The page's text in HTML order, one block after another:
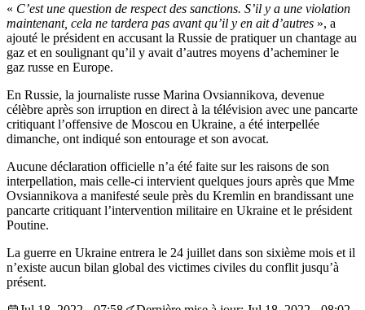
« C’est une question de respect des sanctions. S’il y a une violation
maintenant, cela ne tardera pas avant qu’il y en ait d’autres », a
ajouté le président en accusant la Russie de pratiquer un chantage au
gaz et en soulignant qu’il y avait d’autres moyens d’acheminer le
gaz russe en Europe.
En Russie, la journaliste russe Marina Ovsiannikova, devenue
célèbre après son irruption en direct à la télévision avec une pancarte
critiquant l’offensive de Moscou en Ukraine, a été interpellée
dimanche, ont indiqué son entourage et son avocat.
Aucune déclaration officielle n’a été faite sur les raisons de son
interpellation, mais celle-ci intervient quelques jours après que Mme
Ovsiannikova a manifesté seule près du Kremlin en brandissant une
pancarte critiquant l’intervention militaire en Ukraine et le président
Poutine.
La guerre en Ukraine entrera le 24 juillet dans son sixième mois et il
n’existe aucun bilan global des victimes civiles du conflit jusqu’à
présent.